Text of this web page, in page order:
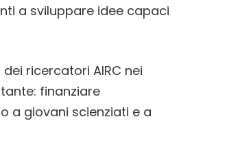
a sviluppare idee capaci
ricercatori AIRC nei
finanziare
a giovani scienziati e a